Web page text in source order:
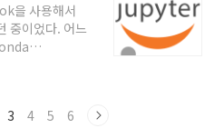
을 사용해서
중이었다. 어느
던, Jupyter
했다. 예상 외
워크,
3 4 5 6